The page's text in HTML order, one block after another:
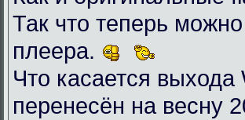
Так что теперь
плеера.
Что касается
перенесён на весну